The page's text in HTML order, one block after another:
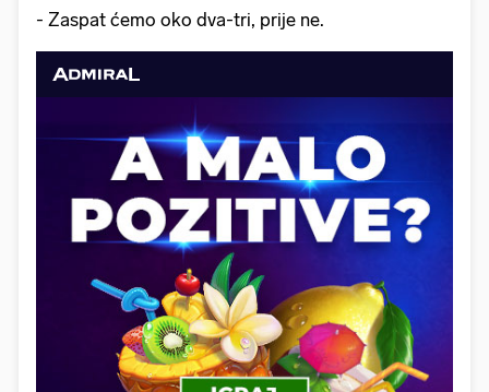
- Zaspat ćemo oko dva-tri, prije ne.